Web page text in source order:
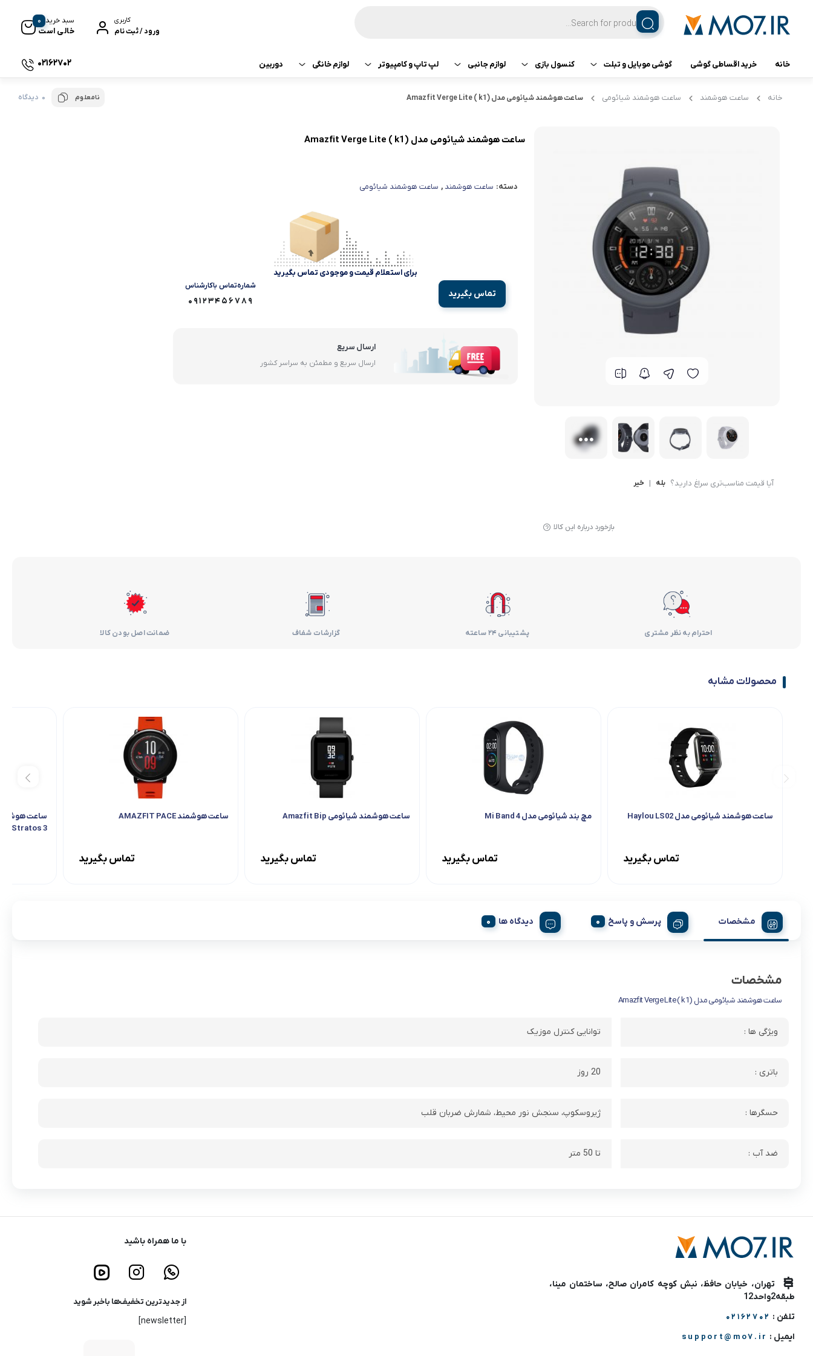
کاربری
ورود / ثبت نام
سبد خرید
خالی است
0
خانه خرید اقساطی گوشی گوشی موبایل و تبلت
تبلت تبلت اپل
تبلت هوآوی گوشی شیائومی
گوشی ناتینگ فون
گوشی داریا
گوشی موتورولا
گوشی نوکیا
گوشی اچ تی سی
گوشی کاترپیلار
کنسول بازی
کنسول بازی سونی
لوازم جانبی
هدفون و هندزفری
هندزفری شیائومی
هندزفری کیو سی وای
لپ تاپ و کامپیوتر
پرینتر
قطعات کامپیوتر
لوازم خانگی
یخچال
آبمیوه گیری
آرام پز
توستر
گوشتکوب برقی
همزن
هود
دوربین 02162702
خانه ساعت هوشمند ساعت هوشمند شیائومی ساعت هوشمند شیائومی مدل (k1 ) Amazfit Verge Lite نامعلوم 0 دیدگاه
آیا قیمت مناسب‌تری سراغ دارید؟ بله | خیر
بازخورد درباره این کالا
ساعت هوشمند شیائومی مدل (k1 ) Amazfit Verge Lite
دسته: ساعت هوشمند , ساعت هوشمند شیائومی
برای استعلام قیمت و موجودی تماس بگیرید
تماس بگیرید
شماره‌تماس‌ با‌کارشناس
09123456789
ارسال سریع
ارسال سریع و مطمئن به سراسر کشور
احترام به نظر مشتری پشتیبانی 24 ساعته گزارشات شفاف ضمانت اصل بودن کالا
محصولات مشابه
ساعت هوشمند شیائومی مدل Haylou LS02
تماس بگیرید
مچ بند شیائومی مدل Mi Band 4
تماس بگیرید
ساعت هوشمند شیائومی Amazfit Bip
تماس بگیرید
ساعت هوشمند AMAZFIT PACE
تماس بگیرید
Stratos 3
مشخصات پرسش و پاسخ دیدگاه ها
مشخصات
ساعت هوشمند شیائومی مدل (k1 ) Amazfit Verge Lite
ویژگی ها : توانایی کنترل موزیک
باتری : 20 روز
حسگرها : ژیروسکوپ، سنجش نور محیط، شمارش ضربان قلب
ضد آب : تا 50 متر
تهران، خیابان حافظ، نبش کوچه کامران صالح، ساختمان مینا،
طبقه2واحد12
تلفن : 02162702
ایمیل : support@mo7.ir
با ما همراه باشید
از جدیدترین تخفیف‌ها باخبر شوید
[newsletter]